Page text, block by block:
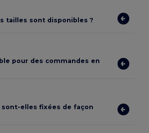
tailles sont disponibles ?
pour des commandes en
sont-elles fixées de façon